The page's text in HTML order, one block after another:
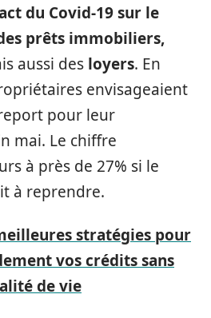
du Covid-19 sur le
prêts immobiliers,
aussi des loyers. En
envisageaient
pour leur
mai. Le chiffre
à près de 27% si le
à reprendre.
stratégies pour
vos crédits sans
de vie